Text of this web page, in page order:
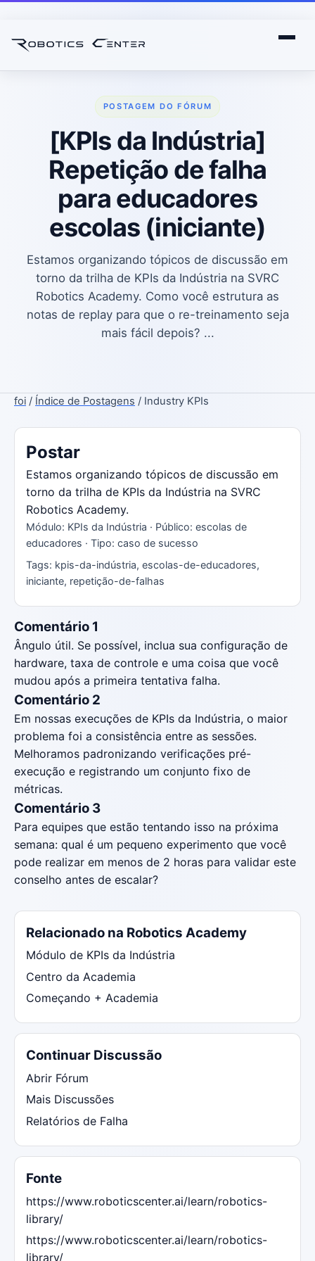
POSTAGEM DO FÓRUM
[KPIs da Indústria]
Repetição de falha
para educadores
escolas (iniciante)
Estamos organizando tópicos de discussão em
torno da trilha de KPIs da Indústria na SVRC
Robotics Academy. Como você estrutura as
notas de replay para que o re-treinamento seja
mais fácil depois? ...
foi / Índice de Postagens / Industry KPIs
Postar
Estamos organizando tópicos de discussão em
torno da trilha de KPIs da Indústria na SVRC
Robotics Academy.
Módulo: KPIs da Indústria · Público: escolas de
educadores · Tipo: caso de sucesso
Tags: kpis-da-indústria, escolas-de-educadores,
iniciante, repetição-de-falhas
Comentário 1
Ângulo útil. Se possível, inclua sua configuração de
hardware, taxa de controle e uma coisa que você
mudou após a primeira tentativa falha.
Comentário 2
Em nossas execuções de KPIs da Indústria, o maior
problema foi a consistência entre as sessões.
Melhoramos padronizando verificações pré-
execução e registrando um conjunto fixo de
métricas.
Comentário 3
Para equipes que estão tentando isso na próxima
semana: qual é um pequeno experimento que você
pode realizar em menos de 2 horas para validar este
conselho antes de escalar?
Relacionado na Robotics Academy
Módulo de KPIs da Indústria
Centro da Academia
Começando + Academia
Continuar Discussão
Abrir Fórum
Mais Discussões
Relatórios de Falha
Fonte
https://www.roboticscenter.ai/learn/robotics-
library/
https://www.roboticscenter.ai/learn/robotics-
library/